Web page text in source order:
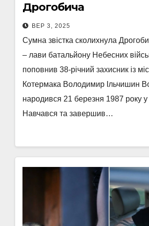
Дрогобича
ВЕР 3, 2025
Сумна звістка сколихнула
– лави батальйону Небесних
поповнив 38-річний захисник із
Котермака Володимир Ільчишин
народився 21 березня 1987 року у
Навчався та завершив…